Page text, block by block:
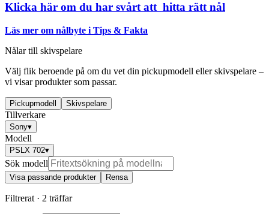
Klicka här om du har svårt att hitta rätt nål
Läs mer om nålbyte i Tips & Fakta
Nålar till skivspelare
Välj flik beroende på om du vet din pickupmodell eller skivspelare –
vi visar produkter som passar.
Pickupmodell Skivspelare
Tillverkare
Sony▾
Modell
PSLX 702▾
Sök modell
Visa passande produkter Rensa
Filtrerat · 2 träffar